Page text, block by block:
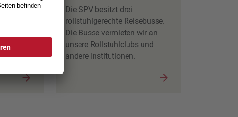
Die SPV besitzt drei
rollstuhlgerechte Reisebusse.
Die Busse vermieten wir an
unsere Rollstuhlclubs und
andere Institutionen.